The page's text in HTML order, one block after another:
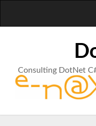
Consulting DotNet